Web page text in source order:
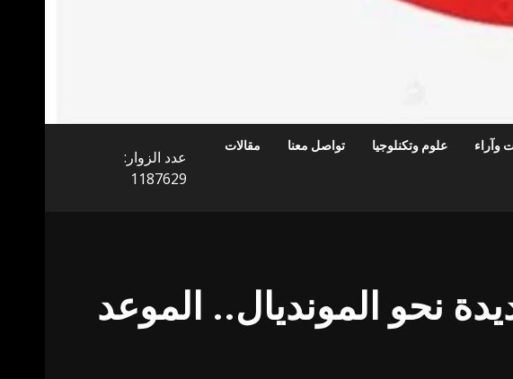
وآراء علوم وتكنلوجيا تواصل معنا مقالات
عدد الزوار:
1187629
نحو المونديال.. الموعد